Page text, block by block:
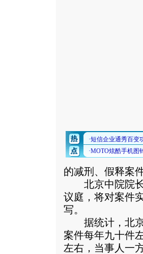
的减刑、假释案
北京中院院长
议庭，将对案件
写。
据统计，北京
案件每年九十件
左右，当事人一